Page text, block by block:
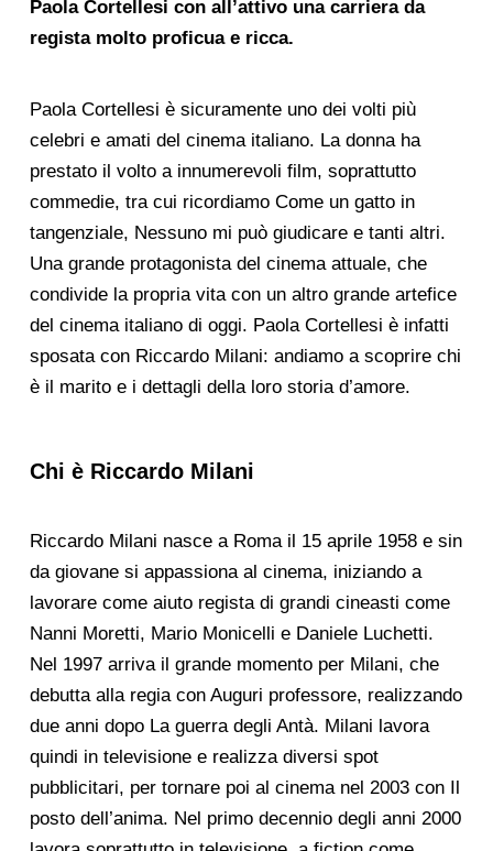
Paola Cortellesi con all’attivo una carriera da
regista molto proficua e ricca.
Paola Cortellesi è sicuramente uno dei volti più
celebri e amati del cinema italiano. La donna ha
prestato il volto a innumerevoli film, soprattutto
commedie, tra cui ricordiamo Come un gatto in
tangenziale, Nessuno mi può giudicare e tanti altri.
Una grande protagonista del cinema attuale, che
condivide la propria vita con un altro grande artefice
del cinema italiano di oggi. Paola Cortellesi è infatti
sposata con Riccardo Milani: andiamo a scoprire chi
è il marito e i dettagli della loro storia d’amore.
Chi è Riccardo Milani
Riccardo Milani nasce a Roma il 15 aprile 1958 e sin
da giovane si appassiona al cinema, iniziando a
lavorare come aiuto regista di grandi cineasti come
Nanni Moretti, Mario Monicelli e Daniele Luchetti.
Nel 1997 arriva il grande momento per Milani, che
debutta alla regia con Auguri professore, realizzando
due anni dopo La guerra degli Antà. Milani lavora
quindi in televisione e realizza diversi spot
pubblicitari, per tornare poi al cinema nel 2003 con Il
posto dell’anima. Nel primo decennio degli anni 2000